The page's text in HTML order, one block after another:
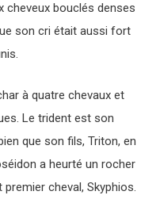
cheveux bouclés denses
son cri était aussi fort
à quatre chevaux et
Le trident est son
que son fils, Triton, en
a heurté un rocher
cheval, Skyphios.